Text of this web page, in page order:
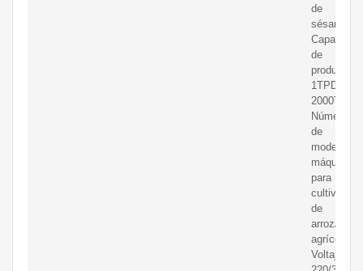
de
sésamo;
Capacidad
de
1TPD-
2000TPD;
Número
de
modelo:
máquina
para
cultivo
de
arroz/
agrícola;
Voltaje: